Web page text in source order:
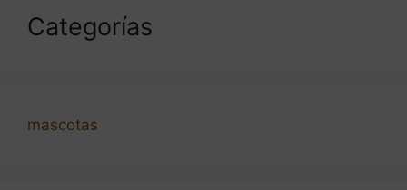
Categorías
mascotas